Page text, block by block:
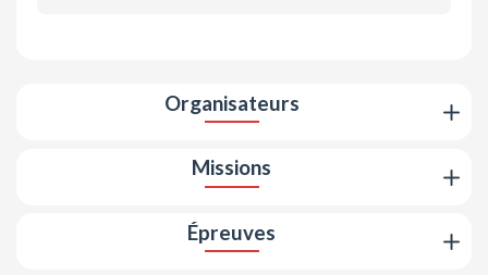
Organisateurs
Missions
Épreuves